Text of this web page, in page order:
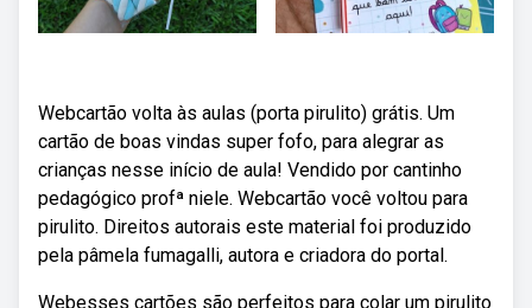
Webcartão volta às aulas (porta pirulito) grátis. Um
cartão de boas vindas super fofo, para alegrar as
crianças nesse início de aula! Vendido por cantinho
pedagógico profª niele. Webcartão você voltou para
pirulito. Direitos autorais este material foi produzido
pela pâmela fumagalli, autora e criadora do portal.
Webesses cartões são perfeitos para colar um pirulito